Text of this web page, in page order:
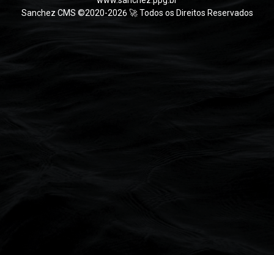
Sanchez CMS ©2020-2026 🚀 Todos os Direitos Reservados